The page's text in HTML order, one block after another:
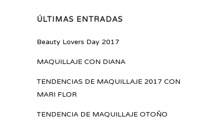
ÚLTIMAS ENTRADAS
Beauty Lovers Day 2017
MAQUILLAJE CON DIANA
TENDENCIAS DE MAQUILLAJE 2017 CON
MARI FLOR
TENDENCIA DE MAQUILLAJE OTOÑO